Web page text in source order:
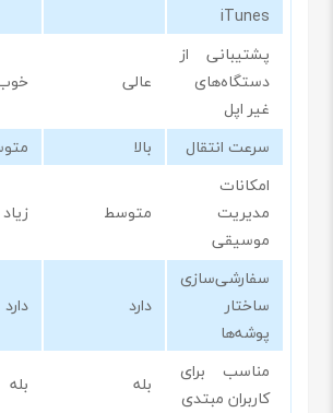
iTunes
پشتیبانی از
دستگاه‌های
غیر اپل
عالی
سرعت انتقال بالا
امکانات
مدیریت
موسیقی
متوسط زیاد
سفارشی‌سازی
ساختار
پوشه‌ها
دارد دارد
مناسب برای
کاربران مبتدی
بله بله